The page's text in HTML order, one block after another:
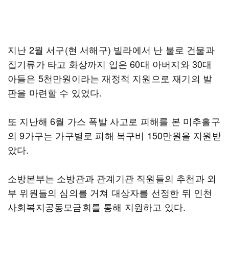
지난 2월 서구(현 서해구) 빌라에서 난 불로 건물과
집기류가 타고 화상까지 입은 60대 아버지와 30대
아들은 5천만원이라는 재정적 지원으로 재기의 발
판을 마련할 수 있었다.
또 지난해 6월 가스 폭발 사고로 피해를 본 미추홀구
의 9가구는 가구별로 피해 복구비 150만원을 지원받
았다.
소방본부는 소방관과 관계기관 직원들의 추천과 외
부 위원들의 심의를 거쳐 대상자를 선정한 뒤 인천
사회복지공동모금회를 통해 지원하고 있다.